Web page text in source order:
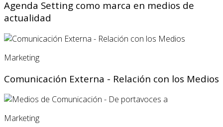
Agenda Setting como marca en medios de
actualidad
Marketing
Comunicación Externa - Relación con los Medios
Marketing